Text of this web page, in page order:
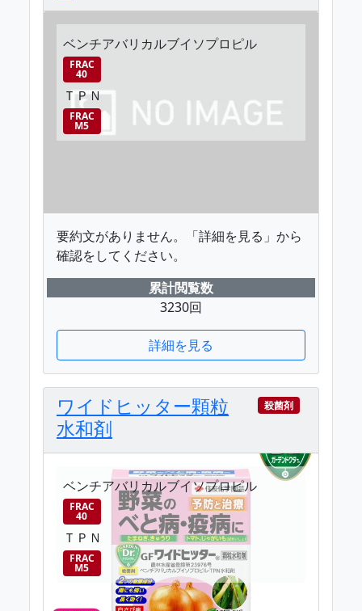
ベンチアバリカルブイソプロピル
FRAC
40
ＴＰＮ
FRAC
M5
要約文がありません。「詳細を見る」から
確認をしてください。
累計閲覧数
3230回
詳細を見る
ワイドヒッター顆粒
水和剤
殺菌剤
ベンチアバリカルブイソプロピル
FRAC
40
ＴＰＮ
FRAC
M5